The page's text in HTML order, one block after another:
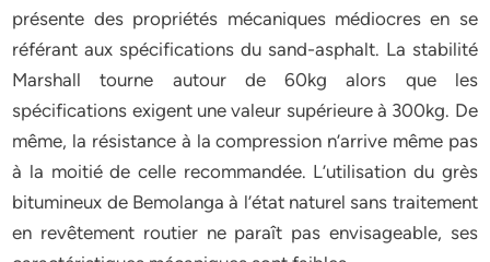
présente des propriétés mécaniques médiocres en se
référant aux spécifications du sand-asphalt. La stabilité
Marshall tourne autour de 60kg alors que les
spécifications exigent une valeur supérieure à 300kg. De
même, la résistance à la compression n’arrive même pas
à la moitié de celle recommandée. L’utilisation du grès
bitumineux de Bemolanga à l’état naturel sans traitement
en revêtement routier ne paraît pas envisageable, ses